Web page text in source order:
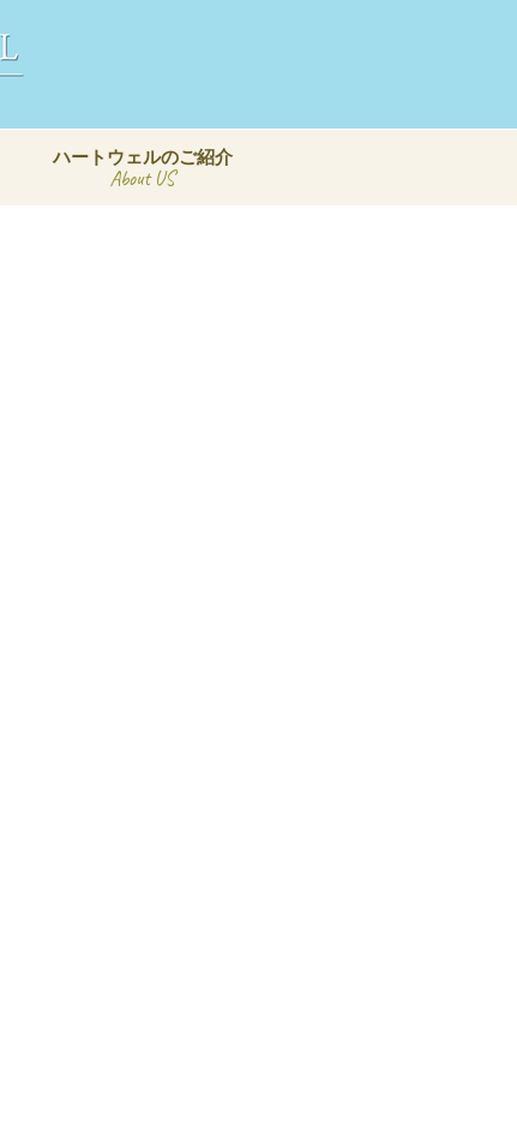
ハートウェルのご紹介
About US